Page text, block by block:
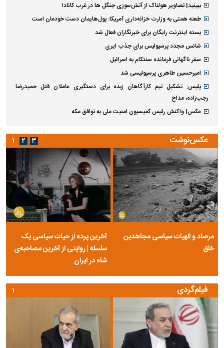
ببینید| تصاویر هولناک از آتش‌سوزی جنگل ها در غرب کانادا
طعنه همتی به وزارت خزانه‌داری آمریکا: پول‌هایمان دست خودمان است
بسته اینترنت رایگان برای خبرنگاران فعال شد
شانس مجدد پرسپولیس برای جذب ایری
سفر ناگهانی فرمانده سنتکام به اسرائیل
امیرحسین طاهری پرسپولیسی شد
پلیس: تشکیل تیم کارآگاهان زبده برای دستگیری عاملان قتل حمیدرضا
رجب‌زاده، مداح
عکس| واکنش رئیس کمیسیون امنیت ملی به توافق مکه
عکس‌نوشت
مرصاد و الهیات سیاسی مجاهدین
خلق
آخرین پرده از حیات سیاسی یک
سلسله | روایتی از آخرین مصاحبه‌ی
شاه در ایران
۱ ۲ ۳
فیلم‌گردی ۱